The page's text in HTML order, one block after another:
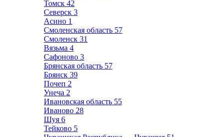
Томск 42
Северск 3
Асино 1
Смоленская область 57
Смоленск 31
Вязьма 4
Сафоново 3
Брянская область 57
Брянск 39
Почеп 2
Унеча 2
Ивановская область 55
Иваново 28
Шуя 6
Тейково 5